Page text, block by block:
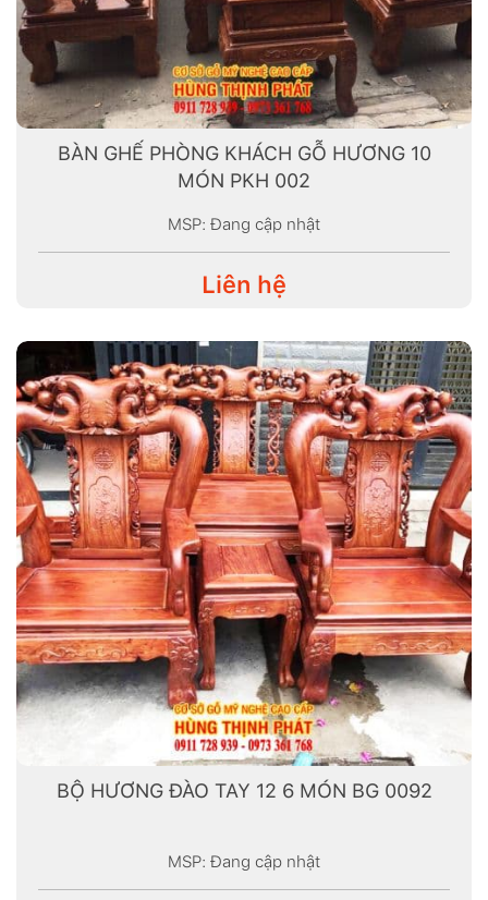
BÀN GHẾ PHÒNG KHÁCH GỖ HƯƠNG 10
MÓN PKH 002
MSP: Đang cập nhật
Liên hệ
BỘ HƯƠNG ĐÀO TAY 12 6 MÓN BG 0092
MSP: Đang cập nhật